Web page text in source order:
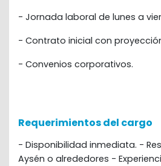
- Jornada laboral de lunes a
- Contrato inicial con
- Convenios corporativos.
Requerimientos del cargo
- Disponibilidad inmediata. -
Aysén o alrededores -